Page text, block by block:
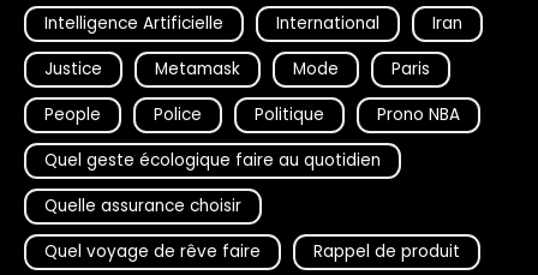
Intelligence Artificielle
International
Iran
Justice
Metamask Mode
Paris
People
Police Politique
Prono NBA
Quel geste écologique faire au quotidien
Quelle assurance choisir
Quel voyage de rêve faire
Rappel de produit